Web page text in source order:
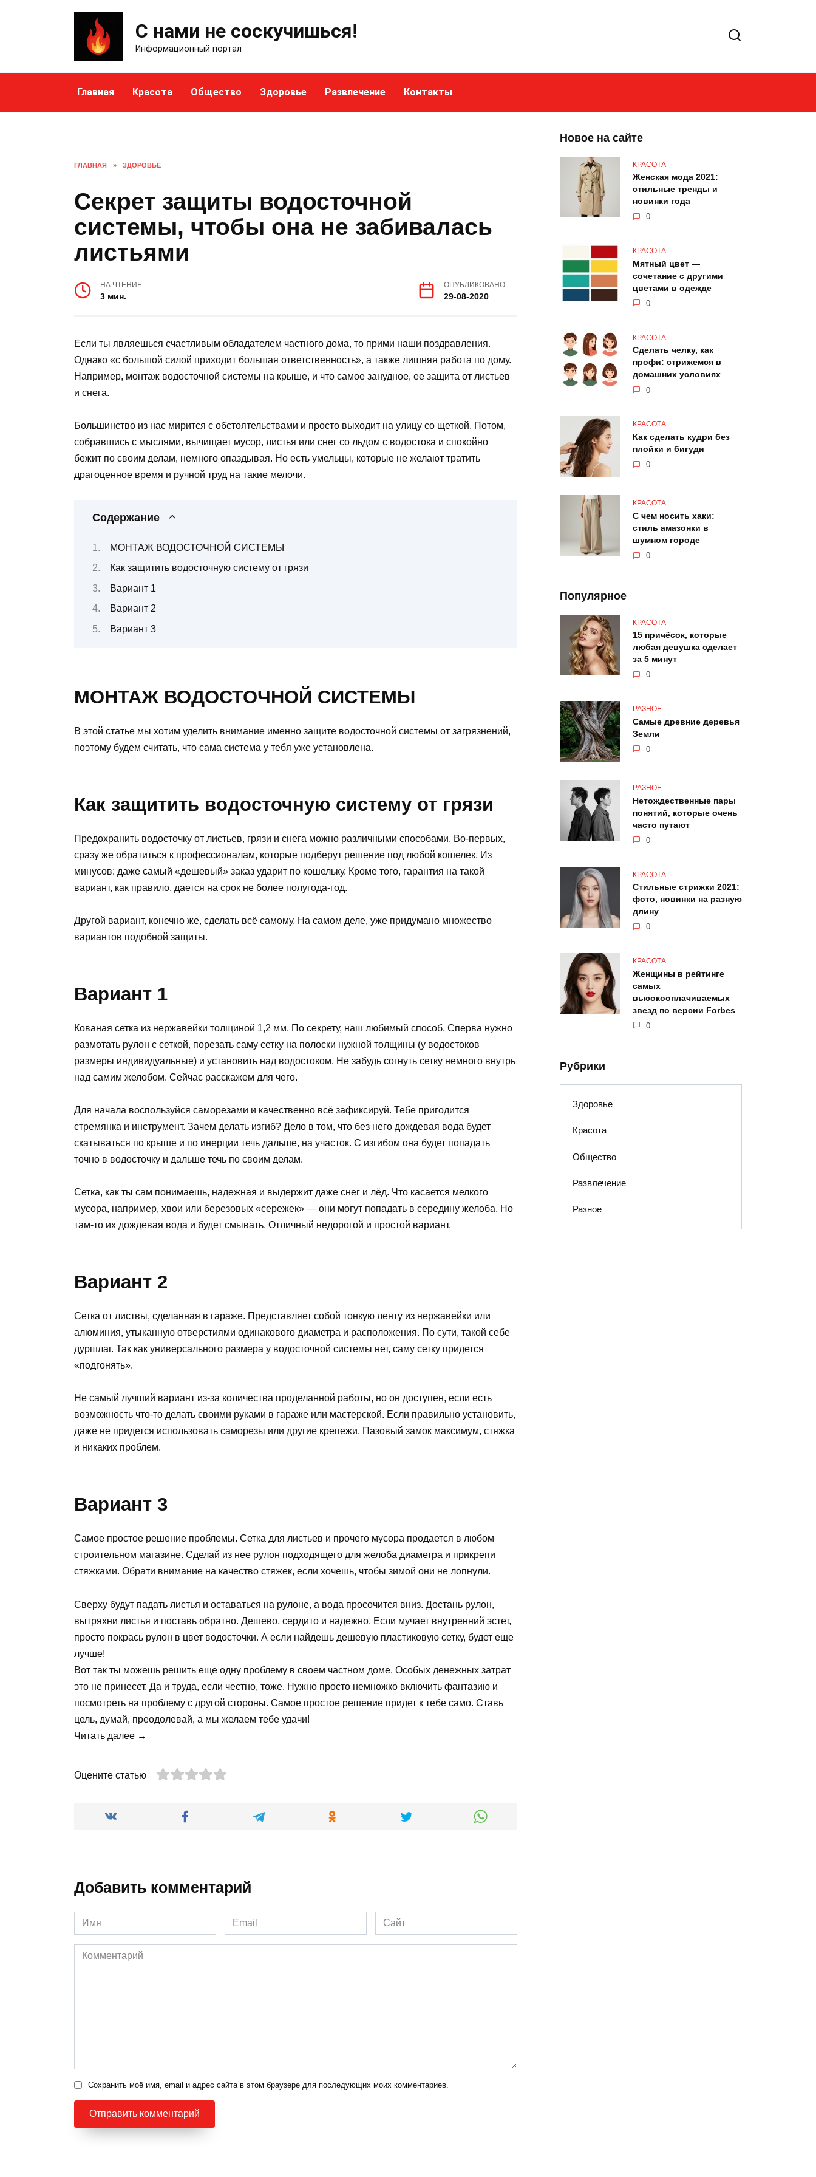
С нами не соскучишься!
Информационный портал
Главная Красота Общество Здоровье Развлечение Контакты
ГЛАВНАЯ » ЗДОРОВЬЕ
Секрет защиты водосточной
системы, чтобы она не забивалась
листьями
НА ЧТЕНИЕ
3 мин.
ОПУБЛИКОВАНО
29-08-2020
Если ты являешься счастливым обладателем частного дома, то прими наши поздравления.
Однако «с большой силой приходит большая ответственность», а также лишняя работа по дому.
Например, монтаж водосточной системы на крыше, и что самое занудное, ее защита от листьев
и снега.
Большинство из нас мирится с обстоятельствами и просто выходит на улицу со щеткой. Потом,
собравшись с мыслями, вычищает мусор, листья или снег со льдом с водостока и спокойно
бежит по своим делам, немного опаздывая. Но есть умельцы, которые не желают тратить
драгоценное время и ручной труд на такие мелочи.
Содержание
МОНТАЖ ВОДОСТОЧНОЙ СИСТЕМЫ
Как защитить водосточную систему от грязи
Вариант 1
Вариант 2
Вариант 3
МОНТАЖ ВОДОСТОЧНОЙ СИСТЕМЫ
В этой статье мы хотим уделить внимание именно защите водосточной системы от загрязнений,
поэтому будем считать, что сама система у тебя уже установлена.
Как защитить водосточную систему от грязи
Предохранить водосточку от листьев, грязи и снега можно различными способами. Во-первых,
сразу же обратиться к профессионалам, которые подберут решение под любой кошелек. Из
минусов: даже самый «дешевый» заказ ударит по кошельку. Кроме того, гарантия на такой
вариант, как правило, дается на срок не более полугода-год.
Другой вариант, конечно же, сделать всё самому. На самом деле, уже придумано множество
вариантов подобной защиты.
Вариант 1
Кованая сетка из нержавейки толщиной 1,2 мм. По секрету, наш любимый способ. Сперва нужно
размотать рулон с сеткой, порезать саму сетку на полоски нужной толщины (у водостоков
размеры индивидуальные) и установить над водостоком. Не забудь согнуть сетку немного внутрь
над самим желобом. Сейчас расскажем для чего.
Для начала воспользуйся саморезами и качественно всё зафиксируй. Тебе пригодится
стремянка и инструмент. Зачем делать изгиб? Дело в том, что без него дождевая вода будет
скатываться по крыше и по инерции течь дальше, на участок. С изгибом она будет попадать
точно в водосточку и дальше течь по своим делам.
Сетка, как ты сам понимаешь, надежная и выдержит даже снег и лёд. Что касается мелкого
мусора, например, хвои или березовых «сережек» — они могут попадать в середину желоба. Но
там-то их дождевая вода и будет смывать. Отличный недорогой и простой вариант.
Вариант 2
Сетка от листвы, сделанная в гараже. Представляет собой тонкую ленту из нержавейки или
алюминия, утыканную отверстиями одинакового диаметра и расположения. По сути, такой себе
дуршлаг. Так как универсального размера у водосточной системы нет, саму сетку придется
«подгонять».
Не самый лучший вариант из-за количества проделанной работы, но он доступен, если есть
возможность что-то делать своими руками в гараже или мастерской. Если правильно установить,
даже не придется использовать саморезы или другие крепежи. Пазовый замок максимум, стяжка
и никаких проблем.
Вариант 3
Самое простое решение проблемы. Сетка для листьев и прочего мусора продается в любом
строительном магазине. Сделай из нее рулон подходящего для желоба диаметра и прикрепи
стяжками. Обрати внимание на качество стяжек, если хочешь, чтобы зимой они не лопнули.
Сверху будут падать листья и оставаться на рулоне, а вода просочится вниз. Достань рулон,
вытряхни листья и поставь обратно. Дешево, сердито и надежно. Если мучает внутренний эстет,
просто покрась рулон в цвет водосточки. А если найдешь дешевую пластиковую сетку, будет еще
лучше!
Вот так ты можешь решить еще одну проблему в своем частном доме. Особых денежных затрат
это не принесет. Да и труда, если честно, тоже. Нужно просто немножко включить фантазию и
посмотреть на проблему с другой стороны. Самое простое решение придет к тебе само. Ставь
цель, думай, преодолевай, а мы желаем тебе удачи!
Читать далее →
Оцените статью
Добавить комментарий
Имя
*
Email
*
Сайт
Комментарий
Сохранить моё имя, email и адрес сайта в этом браузере для последующих моих комментариев.
Новое на сайте
КРАСОТА
Женская мода 2021:
стильные тренды и
новинки года
0
КРАСОТА
Мятный цвет —
сочетание с другими
цветами в одежде
0
КРАСОТА
Сделать челку, как
профи: стрижемся в
домашних условиях
0
КРАСОТА
Как сделать кудри без
плойки и бигуди
0
КРАСОТА
С чем носить хаки:
стиль амазонки в
шумном городе
0
Популярное
КРАСОТА
15 причёсок, которые
любая девушка сделает
за 5 минут
0
РАЗНОЕ
Самые древние деревья
Земли
0
РАЗНОЕ
Нетождественные пары
понятий, которые очень
часто путают
0
КРАСОТА
Стильные стрижки 2021:
фото, новинки на разную
длину
0
КРАСОТА
Женщины в рейтинге
самых
высокооплачиваемых
звезд по версии Forbes
0
Рубрики
Здоровье
Красота
Общество
Развлечение
Разное